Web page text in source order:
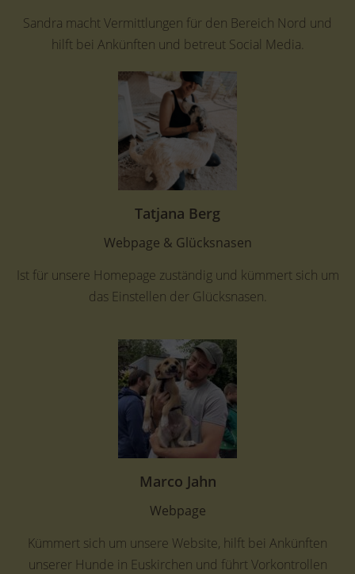
Sandra macht Vermittlungen für den Bereich Nord und
hilft bei Ankünften und betreut Social Media.
Tatjana Berg
Webpage & Glücksnasen
Ist für unsere Homepage zuständig und kümmert sich um
das Einstellen der Glücksnasen.
Marco Jahn
Webpage
Kümmert sich um unsere Website, hilft bei Ankünften
unserer Hunde in Euskirchen und führt Vorkontrollen